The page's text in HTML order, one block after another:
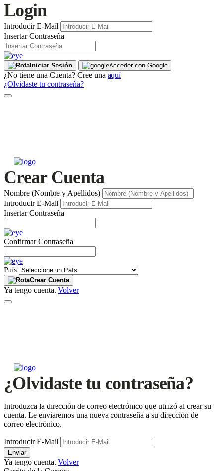
Login
Introducir E-Mail
Insertar Contraseña
Iniciar Sesión Acceder con Google
¿No tiene una Cuenta? Cree una aquí
¿Olvidaste tu contraseña?
Crear Cuenta
Nombre (Nombre y Apellidos)
Introducir E-Mail
Insertar Contraseña
Confirmar Contraseña
País
Crear Cuenta
Ya tengo cuenta. Volver
¿Olvidaste tu contraseña?
Introduzca la dirección de correo electrónico que utilizó al crear su
cuenta. Le enviaremos una nueva contraseña a su dirección de
correo electrónico.
Introducir E-Mail
Enviar
Ya tengo cuenta. Volver